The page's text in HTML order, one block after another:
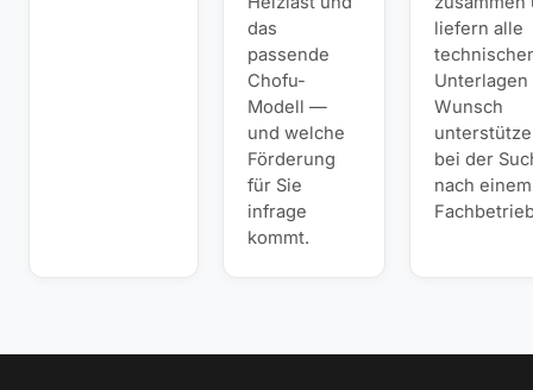
das
passende
Chofu-
Modell —
und welche
Förderung
für Sie
infrage
kommt.
liefern alle
Wunsch
bei der
nach einem